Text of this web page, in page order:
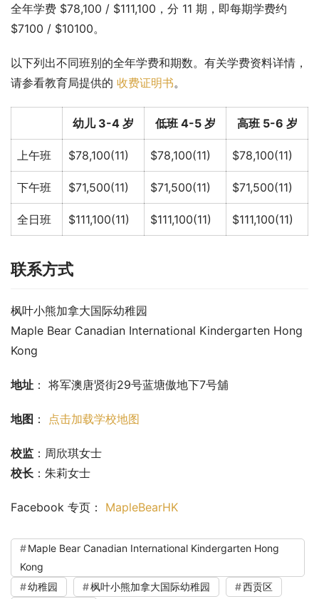
全年学费 $78,100 / $111,100，分 11 期，即每期学费约
$7100 / $10100。
以下列出不同班别的全年学费和期数。有关学费资料详情，
请参看教育局提供的 收费证明书。
幼儿 3-4 岁 低班 4-5 岁 高班 5-6 岁
上午班 $78,100(11) $78,100(11) $78,100(11)
下午班 $71,500(11) $71,500(11) $71,500(11)
全日班 $111,100(11) $111,100(11) $111,100(11)
联系方式
枫叶小熊加拿大国际幼稚园
Maple Bear Canadian International Kindergarten Hong
Kong
地址 ： 将军澳唐贤街29号蓝塘傲地下7号舖
地图 ： 点击加载学校地图
校监 ：周欣琪女士
校长 ：朱莉女士
Facebook 专页： MapleBearHK
Maple Bear Canadian International Kindergarten Hong
Kong
幼稚园
枫叶小熊加拿大国际幼稚园
西贡区